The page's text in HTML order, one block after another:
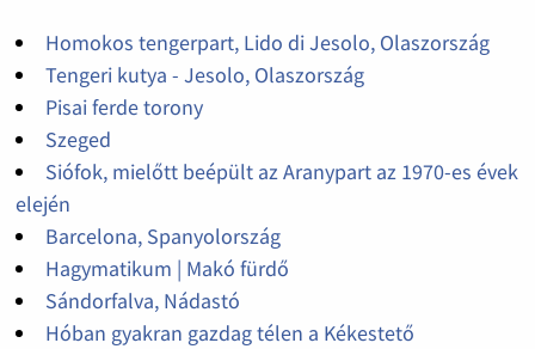
Homokos tengerpart, Lido di Jesolo, Olaszország
Tengeri kutya - Jesolo, Olaszország
Pisai ferde torony
Szeged
Siófok, mielőtt beépült az Aranypart az 1970-es évek
elején
Barcelona, Spanyolország
Hagymatikum | Makó fürdő
Sándorfalva, Nádastó
Hóban gyakran gazdag télen a Kékestető